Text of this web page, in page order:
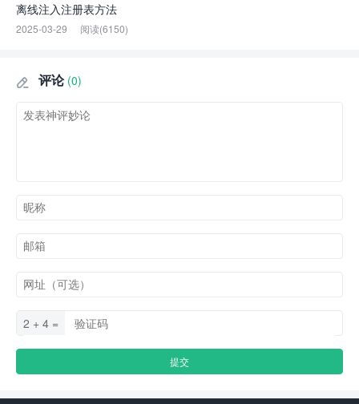
离线注入注册表方法
2025-03-29 阅读(6150)
 评论 (0)
2 + 4 =